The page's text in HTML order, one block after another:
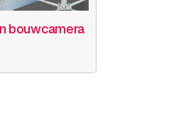
bouwcamera